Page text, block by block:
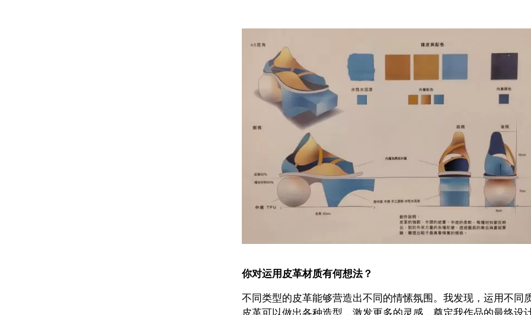
你对运用皮革材质有何想法？
不同类型的皮革能够营造出不同的情愫氛围。我发现，运用不同
皮革可以做出各种造型，激发更多的灵感，奠定我作品的最终设